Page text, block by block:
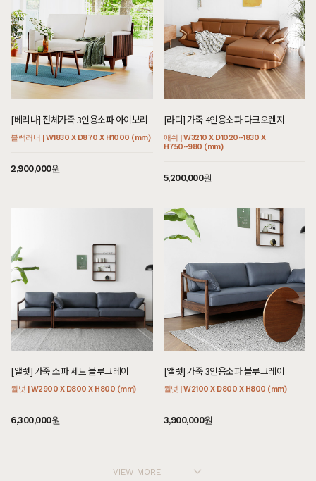
[베리나] 전체가죽 3인용소파 아이보리
블랙러버 | W1830 X D870 X H1000 (mm)
2,900,000원
[라디] 가죽 4인용소파 다크오렌지
애쉬 | W3210 X D1020~1830 X
H750~980 (mm)
5,200,000원
[앨럿] 가죽 소파 세트 블루그레이
월넛 | W2900 X D800 X H800 (mm)
6,300,000원
[앨럿] 가죽 3인용소파 블루그레이
월넛 | W2100 X D800 X H800 (mm)
3,900,000원
VIEW MORE